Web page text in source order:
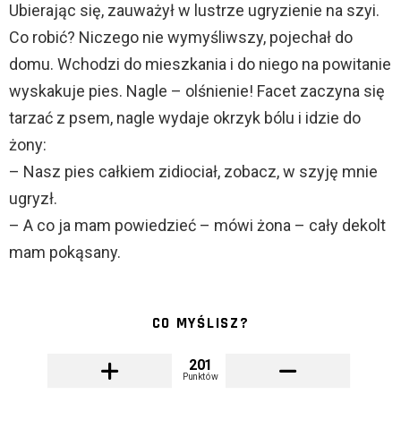
Ubierając się, zauważył w lustrze ugryzienie na szyi.
Co robić? Niczego nie wymyśliwszy, pojechał do
domu. Wchodzi do mieszkania i do niego na powitanie
wyskakuje pies. Nagle – olśnienie! Facet zaczyna się
tarzać z psem, nagle wydaje okrzyk bólu i idzie do
żony:
– Nasz pies całkiem zidiociał, zobacz, w szyję mnie
ugryzł.
– A co ja mam powiedzieć – mówi żona – cały dekolt
mam pokąsany.
CO MYŚLISZ?
201
Punktów